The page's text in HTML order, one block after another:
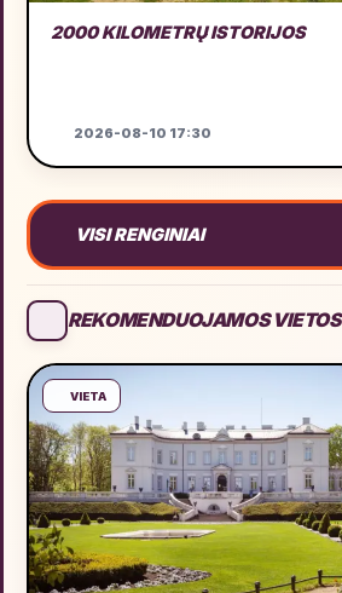
2000 KILOMETRŲ ISTORIJOS
2026-08-10 17:30
VISI RENGINIAI
REKOMENDUOJAMOS VIETOS
VIETA